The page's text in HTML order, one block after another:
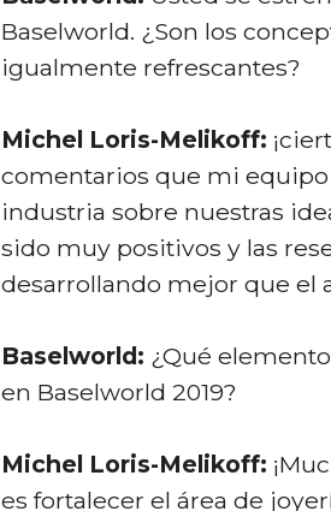
Baselworld. ¿Son los
igualmente refrescantes?
Michel Loris-Melikoff:
comentarios que mi
industria sobre nuestras
sido muy positivos y las
desarrollando mejor que el
Baselworld: ¿Qué
en Baselworld 2019?
Michel Loris-Melikoff:
es fortalecer el área de